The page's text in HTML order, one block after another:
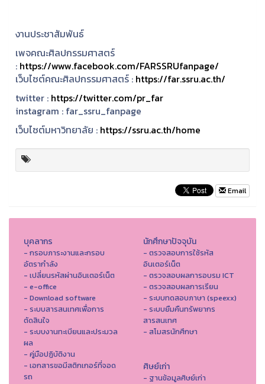
งานประชาสัมพันธ์
เพจคณะศิลปกรรมศาสตร์
: https://www.facebook.com/FARSSRUfanpage/
เว็บไซต์คณะศิลปกรรมศาสตร์ : https://far.ssru.ac.th/
twitter : https://twitter.com/pr_far
instagram : far_ssru_fanpage
เว็บไซต์มหาวิทยาลัย : https://ssru.ac.th/home
Email
บุคลากร
- กรอบภาระงานและกรอบ
อัตรากำลัง
- เปลี่ยนรหัสผ่านอินเตอร์เน็ต
- e-office
- Download software
- ระบบสารสนเทศเพื่อการ
ตัดสินใจ
- ระบบงานทะเบียนและประมวล
ผล
- คู่มือปฏิบัติงาน
- เอกสารขอมีสติกเกอร์ที่จอด
รถ
นักศึกษาปัจจุบัน
- ตรวจสอบการใช้รหัส
อินเตอร์เน็ต
- ตรวจสอบผลการอบรม ICT
- ตรวจสอบผลการเรียน
- ระบบทดสอบภาษา (speexx)
- ระบบยืมคืนทรัพยากร
สารสนเทศ
- สโมสรนักศึกษา
ศิษย์เก่า
- ฐานข้อมูลศิษย์เก่า